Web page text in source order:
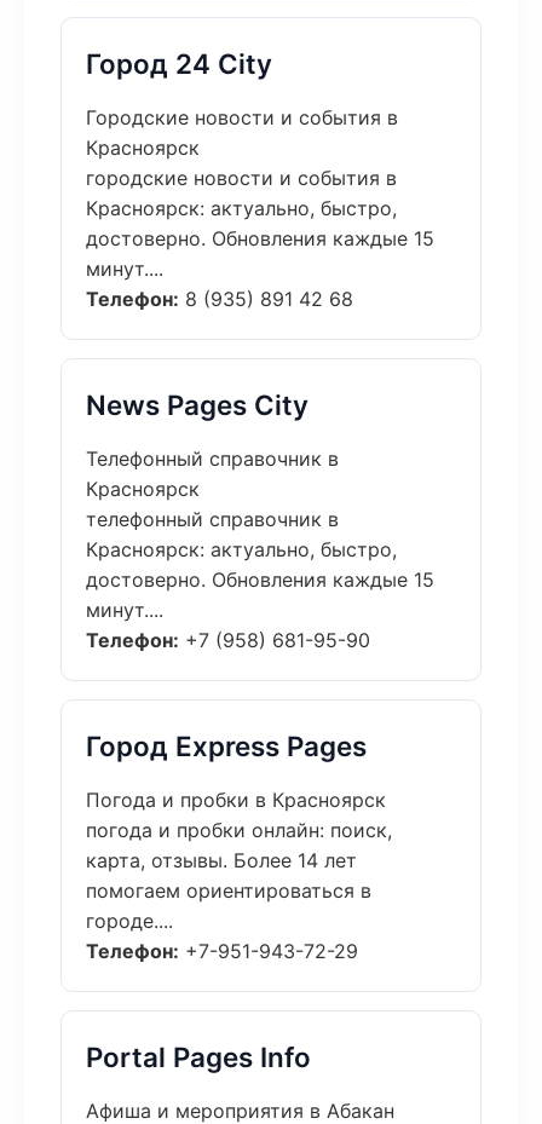
Город 24 City
Городские новости и события в
Красноярск
городские новости и события в
Красноярск: актуально, быстро,
достоверно. Обновления каждые 15
минут....
Телефон: 8 (935) 891 42 68
News Pages City
Телефонный справочник в
Красноярск
телефонный справочник в
Красноярск: актуально, быстро,
достоверно. Обновления каждые 15
минут....
Телефон: +7 (958) 681-95-90
Город Express Pages
Погода и пробки в Красноярск
погода и пробки онлайн: поиск,
карта, отзывы. Более 14 лет
помогаем ориентироваться в
городе....
Телефон: +7-951-943-72-29
Portal Pages Info
Афиша и мероприятия в Абакан